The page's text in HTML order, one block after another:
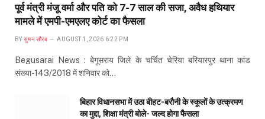
पूर्व मंत्री मंजू वर्मा और पति को 7-7 साल की सजा, अवैध हथियार
मामले में एमपी-एमएलए कोर्ट का फैसला
BY सुमन सौरब AUGUST 1, 2026 6:22 PM
Begusarai News : बेगूसराय जिले के चर्चित चेरिया बरियारपुर थाना कांड
संख्या-143/2018 में शनिवार को…
बिहार विधानसभा में उठा बीहट-बरौनी के स्कूलों के उत्क्रमण
का मुद्दा, शिक्षा मंत्री बोले- जल्द होगा फैसला